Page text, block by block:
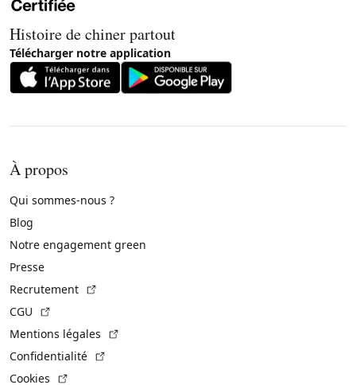
Histoire de chiner partout
Télécharger notre application
À propos
Qui sommes-nous ?
Blog
Notre engagement green
Presse
Recrutement
CGU
Mentions légales
Confidentialité
Cookies